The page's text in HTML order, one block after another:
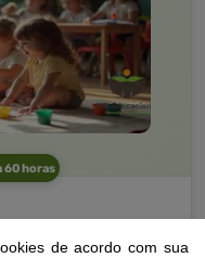
60 horas
de acordo com sua